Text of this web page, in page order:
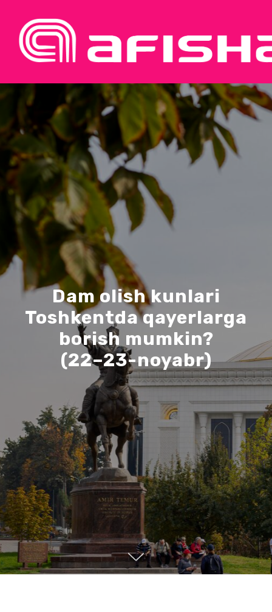
Dam olish kunlari
Toshkentda qayerlarga
borish mumkin?
(22–23-noyabr)